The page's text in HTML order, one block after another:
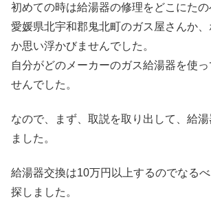
初めての時は給湯器の修理をどこにたの
愛媛県北宇和郡鬼北町のガス屋さんか
か思い浮かびませんでした。
自分がどのメーカーのガス給湯器を使
せんでした。
なので、まず、取説を取り出して、給
ました。
給湯器交換は10万円以上するのでなる
探しました。